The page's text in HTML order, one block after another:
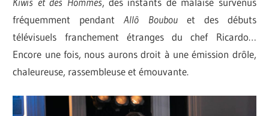
fréquemment pendantAllô Boubouet des débuts
télévisuels franchement étranges du chef Ricardo…
Encore une fois, nous aurons droit à une émission drôle,
chaleureuse, rassembleuse et émouvante.